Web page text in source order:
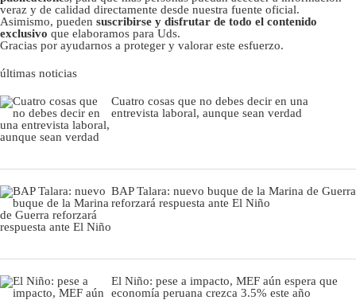
veraz y de calidad directamente desde nuestra fuente oficial.
Asimismo, pueden suscribirse y disfrutar de todo el contenido
exclusivo que elaboramos para Uds.
Gracias por ayudarnos a proteger y valorar este esfuerzo.
últimas noticias
Cuatro cosas que no debes decir en una
entrevista laboral, aunque sean verdad
BAP Talara: nuevo buque de la Marina de Guerra
reforzará respuesta ante El Niño
El Niño: pese a impacto, MEF aún espera que
economía peruana crezca 3.5% este año